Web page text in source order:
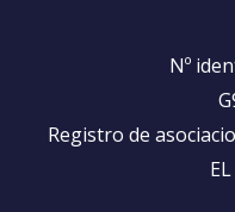
Nº
Registro de